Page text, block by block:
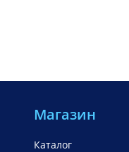
Магазин
Каталог